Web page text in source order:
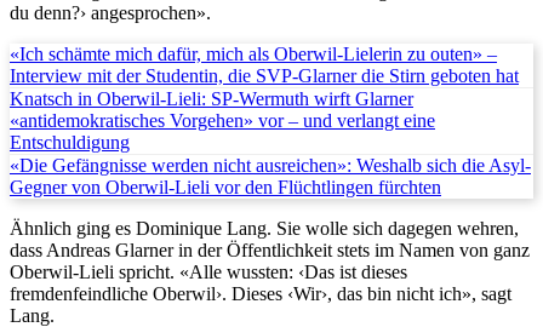
du denn?› angesprochen».
«Ich schämte mich dafür, mich als Oberwil-Lielerin zu outen» –
Interview mit der Studentin, die SVP-Glarner die Stirn geboten hat
Knatsch in Oberwil-Lieli: SP-Wermuth wirft Glarner
«antidemokratisches Vorgehen» vor – und verlangt eine
Entschuldigung
«Die Gefängnisse werden nicht ausreichen»: Weshalb sich die Asyl-
Gegner von Oberwil-Lieli vor den Flüchtlingen fürchten
Ähnlich ging es Dominique Lang. Sie wolle sich dagegen wehren,
dass Andreas Glarner in der Öffentlichkeit stets im Namen von ganz
Oberwil-Lieli spricht. «Alle wussten: ‹Das ist dieses
fremdenfeindliche Oberwil›. Dieses ‹Wir›, das bin nicht ich», sagt
Lang.